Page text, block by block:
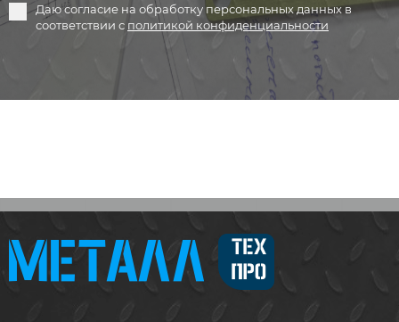
Даю согласие на обработку персональных данных в
соответствии с политикой конфиденциальности